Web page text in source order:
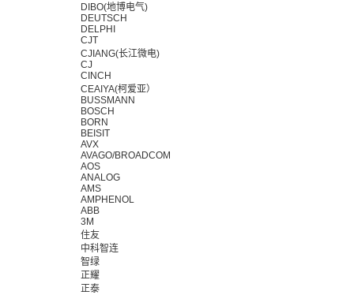
DIBO(地博电气)
DEUTSCH
DELPHI
CJT
CJIANG(长江微电)
CJ
CINCH
CEAIYA(柯爱亚）
BUSSMANN
BOSCH
BORN
BEISIT
AVX
AVAGO/BROADCOM
AOS
ANALOG
AMS
AMPHENOL
ABB
3M
住友
中科智连
智绿
正耀
正泰